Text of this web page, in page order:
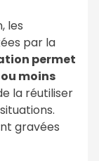
les
par la
permet
moins
la réutiliser
gravées